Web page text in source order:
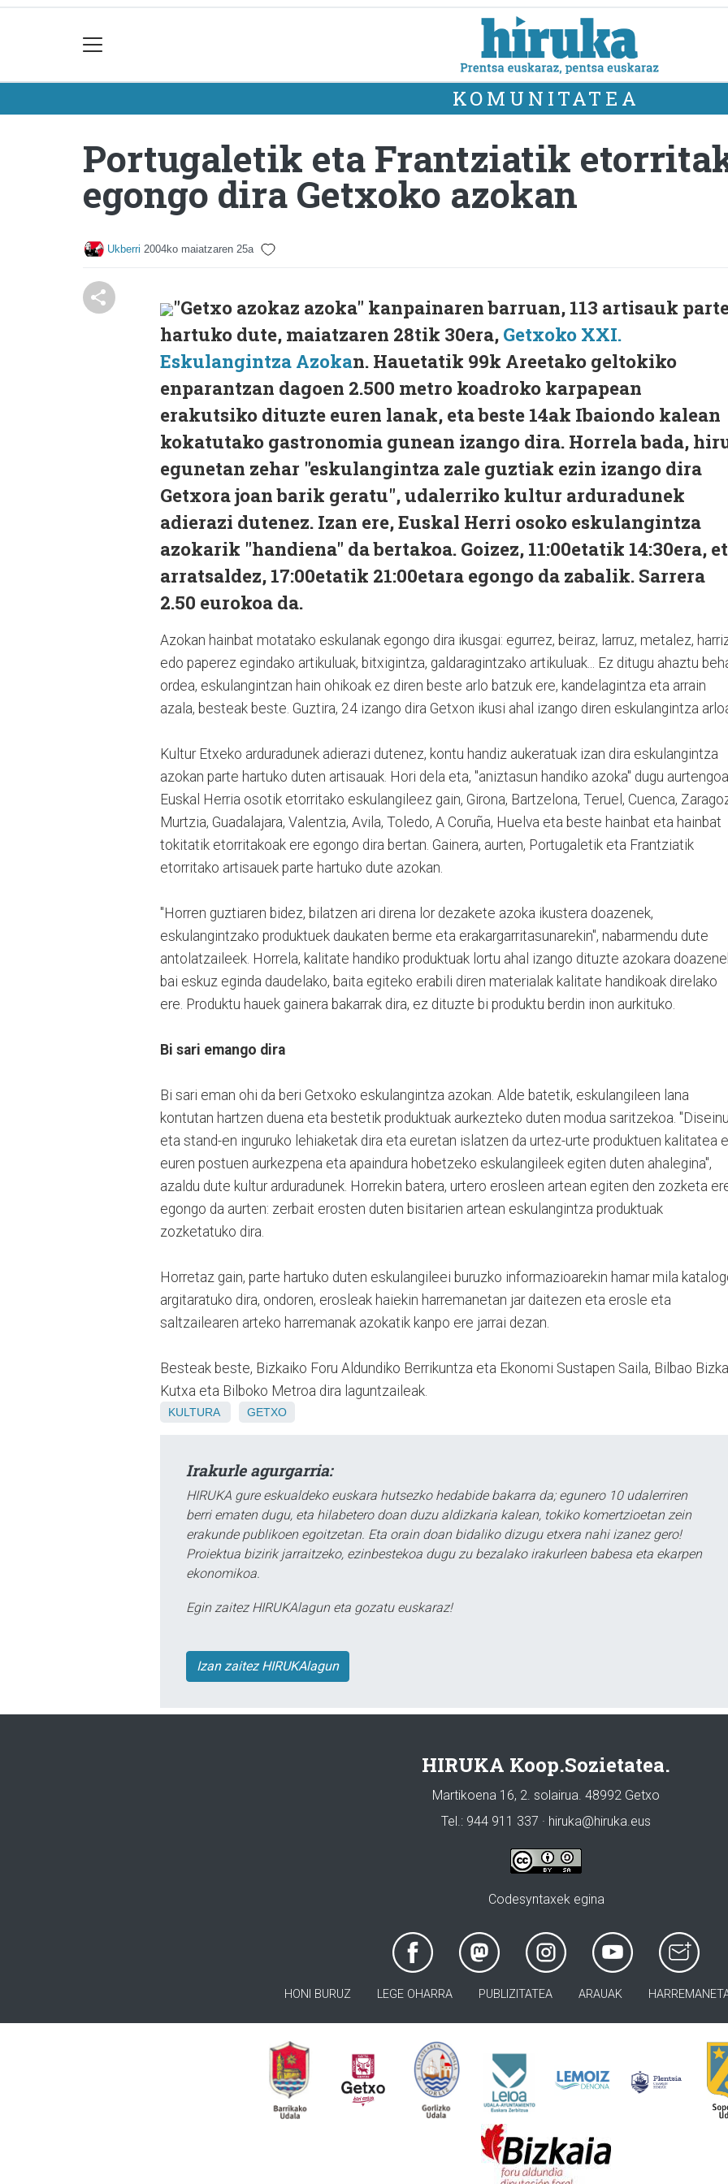
KOMUNITATEA
Portugaletik eta Frantziatik
egongo dira Getxoko azokan
Ukberri 2004ko maiatzaren 25a
"Getxo azokaz azoka" kanpainaren barruan, 113 artisauk
hartuko dute, maiatzaren 28tik 30era, Getxoko XXI.
Eskulangintza Azokan. Hauetatik 99k Areetako geltokiko
enparantzan dagoen 2.500 metro koadroko karpapean
erakutsiko dituzte euren lanak, eta beste 14ak Ibaiondo kalean
kokatutako gastronomia gunean izango dira. Horrela bada,
egunetan zehar "eskulangintza zale guztiak ezin izango dira
Getxora joan barik geratu", udalerriko kultur arduradunek
adierazi dutenez. Izan ere, Euskal Herri osoko eskulangintza
azokarik "handiena" da bertakoa. Goizez, 11:00etatik 14:30era,
arratsaldez, 17:00etatik 21:00etara egongo da zabalik. Sarrera
2.50 eurokoa da.
Azokan hainbat motatako eskulanak egongo dira ikusgai: egurrez, beiraz, larruz, metalez,
edo paperez egindako artikuluak, bitxigintza, galdaragintzako artikuluak... Ez ditugu ahaztu
ordea, eskulangintzan hain ohikoak ez diren beste arlo batzuk ere, kandelagintza eta arrain
azala, besteak beste. Guztira, 24 izango dira Getxon ikusi ahal izango diren eskulangintza
Kultur Etxeko arduradunek adierazi dutenez, kontu handiz aukeratuak izan dira eskulangintza
azokan parte hartuko duten artisauak. Hori dela eta, "aniztasun handiko azoka" dugu aurtengoa.
Euskal Herria osotik etorritako eskulangileez gain, Girona, Bartzelona, Teruel, Cuenca,
Murtzia, Guadalajara, Valentzia, Avila, Toledo, A Coruña, Huelva eta beste hainbat eta hainbat
tokitatik etorritakoak ere egongo dira bertan. Gainera, aurten, Portugaletik eta Frantziatik
etorritako artisauek parte hartuko dute azokan.
"Horren guztiaren bidez, bilatzen ari direna lor dezakete azoka ikustera doazenek,
eskulangintzako produktuek daukaten berme eta erakargarritasunarekin", nabarmendu dute
antolatzaileek. Horrela, kalitate handiko produktuak lortu ahal izango dituzte azokara
bai eskuz eginda daudelako, baita egiteko erabili diren materialak kalitate handikoak direlako
ere. Produktu hauek gainera bakarrak dira, ez dituzte bi produktu berdin inon aurkituko.
Bi sari emango dira
Bi sari eman ohi da beri Getxoko eskulangintza azokan. Alde batetik, eskulangileen lana
kontutan hartzen duena eta bestetik produktuak aurkezteko duten modua saritzekoa. "Diseinu
eta stand-en inguruko lehiaketak dira eta euretan islatzen da urtez-urte produktuen kalitatea
euren postuen aurkezpena eta apaindura hobetzeko eskulangileek egiten duten ahalegina",
azaldu dute kultur arduradunek. Horrekin batera, urtero erosleen artean egiten den zozketa
egongo da aurten: zerbait erosten duten bisitarien artean eskulangintza produktuak
zozketatuko dira.
Horretaz gain, parte hartuko duten eskulangileei buruzko informazioarekin hamar mila
argitaratuko dira, ondoren, erosleak haiekin harremanetan jar daitezen eta erosle eta
saltzailearen arteko harremanak azokatik kanpo ere jarrai dezan.
Besteak beste, Bizkaiko Foru Aldundiko Berrikuntza eta Ekonomi Sustapen Saila, Bilbao
Kutxa eta Bilboko Metroa dira laguntzaileak.
KULTURA GETXO
Irakurle agurgarria:
HIRUKA gure eskualdeko euskara hutsezko hedabide bakarra da; egunero 10 udalerriren
berri ematen dugu, eta hilabetero doan duzu aldizkaria kalean, tokiko komertzioetan zein
erakunde publikoen egoitzetan. Eta orain doan bidaliko dizugu etxera nahi izanez gero!
Proiektua bizirik jarraitzeko, ezinbestekoa dugu zu bezalako irakurleen babesa eta ekarpen
ekonomikoa.
Egin zaitez HIRUKAlagun eta gozatu euskaraz!
Izan zaitez HIRUKAlagun
HIRUKA Koop.Sozietatea.
Martikoena 16, 2. solairua. 48992 Getxo
Tel.: 944 911 337 · hiruka@hiruka.eus
Codesyntaxek egina
HONI BURUZ LEGE OHARRA PUBLIZITATEA ARAUAK